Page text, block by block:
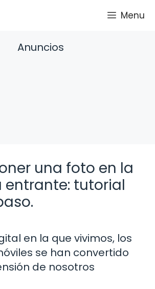
Menu
Anuncios
una foto en la
tutorial
en la que vivimos, los
se han convertido
de nosotros